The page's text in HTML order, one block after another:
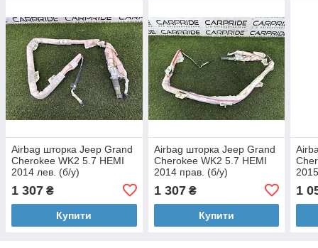
Airbag шторка Jeep Grand
Cherokee WK2 5.7 HEMI
2014 лев. (б/у)
1 307 ₴
Купити
Airbag шторка Jeep Grand
Cherokee WK2 5.7 HEMI
2014 прав. (б/у)
1 307₴
Купити
1